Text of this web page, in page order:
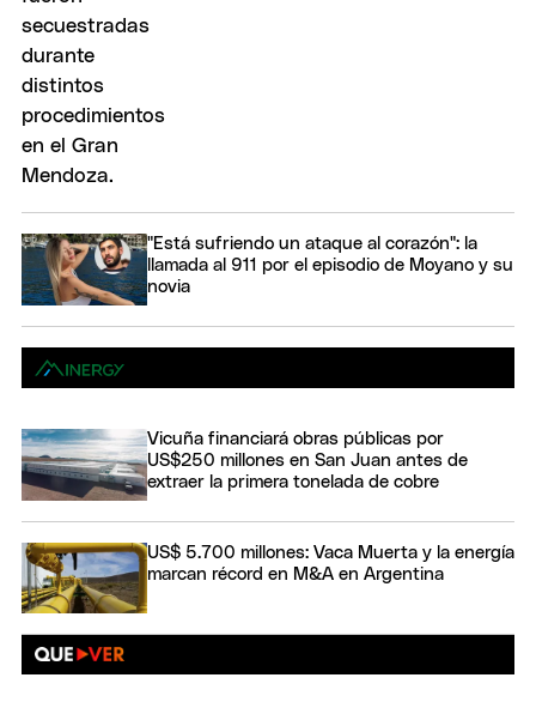
"Está sufriendo un ataque al corazón": la
llamada al 911 por el episodio de Moyano y su
novia
Vicuña financiará obras públicas por
US$250 millones en San Juan antes de
extraer la primera tonelada de cobre
US$ 5.700 millones: Vaca Muerta y la energía
marcan récord en M&A en Argentina